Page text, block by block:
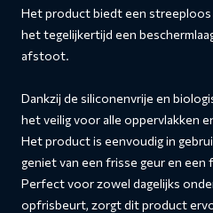
Het product biedt een
het tegelijkertijd een
afstoot.
Dankzij de siliconenvrije en
het veilig voor alle oppervlakken
Het product is eenvoudig in
geniet van een frisse geur en
Perfect voor zowel dagelijks
opfrisbeurt, zorgt dit product